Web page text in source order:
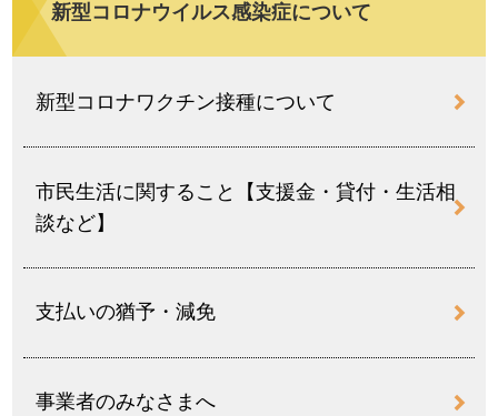
新型コロナウイルス感染症について
新型コロナワクチン接種について
市民生活に関すること【支援金・貸付・生活相
談など】
支払いの猶予・減免
事業者のみなさまへ